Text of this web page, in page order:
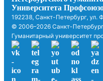
192238, Санкт-Петербург, ул.
© 2006–2026 Санкт-
Гуманитарный университет